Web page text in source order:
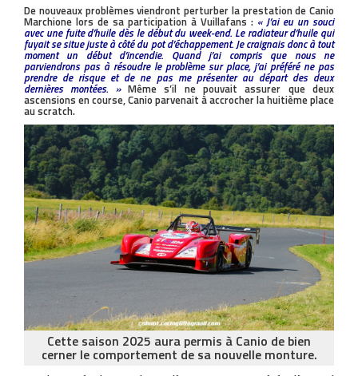
De nouveaux problèmes viendront perturber la prestation de Canio
Marchione lors de sa participation à Vuillafans : « J’ai eu un souci
avec une fuite d’huile dès le début du week-end. Le radiateur d’huile qui
fuyait se situe juste à côté du pot d’échappement. Je craignais donc à tout
moment un début d’incendie. Quand j’ai compris que nous ne
parviendrons pas à résoudre le problème sur place, j’ai préféré ne pas
prendre de risque et de ne pas me présenter au départ des deux
dernières montées. »Même s’il ne pouvait assurer que deux
ascensions en course, Canio parvenait à accrocher la huitième place
au scratch.
Cette saison 2025 aura permis à Canio de bien
cerner le comportement de sa nouvelle monture.